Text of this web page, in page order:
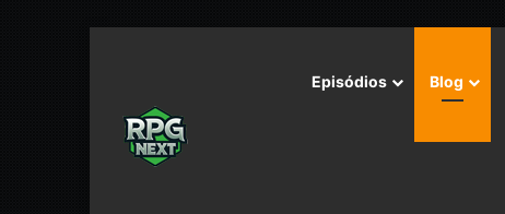
Episódios Blog